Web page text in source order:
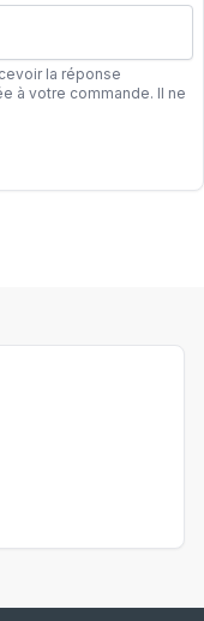
la réponse
à votre commande. Il ne